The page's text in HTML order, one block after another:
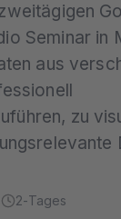
Seminar in
aus
zu
2-Tages